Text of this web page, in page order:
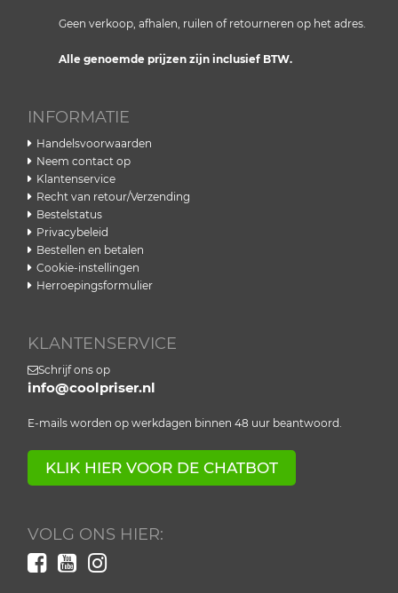
Geen verkoop, afhalen, ruilen of retourneren op het adres.
Alle genoemde prijzen zijn inclusief BTW.
INFORMATIE
Handelsvoorwaarden
Neem contact op
Klantenservice
Recht van retour/Verzending
Bestelstatus
Privacybeleid
Bestellen en betalen
Cookie-instellingen
Herroepingsformulier
KLANTENSERVICE
Schrijf ons op
info@coolpriser.nl
E-mails worden op werkdagen binnen 48 uur beantwoord.
KLIK HIER VOOR DE CHATBOT
VOLG ONS HIER: